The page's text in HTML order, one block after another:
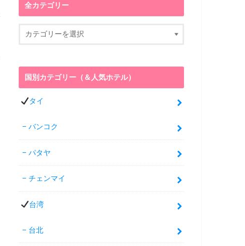
全カテゴリー
国別カテゴリー（＆人気ホテル）
タイ
バンコク
パタヤ
チェンマイ
台湾
台北